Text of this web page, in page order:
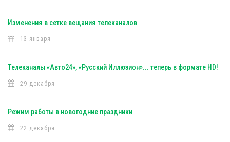
Изменения в сетке вещания телеканалов
13 января
Телеканалы «Авто24», «Русский Иллюзион»... теперь в формате HD!
29 декабря
Режим работы в новогодние праздники
22 декабря